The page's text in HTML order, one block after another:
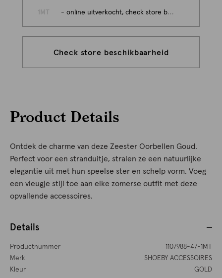
- online uitverkocht, check store beschikbaarheid
Check store beschikbaarheid
Product Details
Ontdek de charme van deze Zeester Oorbellen Goud.
Perfect voor een stranduitje, stralen ze een natuurlijke
elegantie uit met hun speelse ster en schelp vorm. Voeg
een vleugje stijl toe aan elke zomerse outfit met deze
opvallende accessoires.
Details
Productnummer
1107988-47-1MT
Merk
SHOEBY ACCESSOIRES
Kleur
GOLD